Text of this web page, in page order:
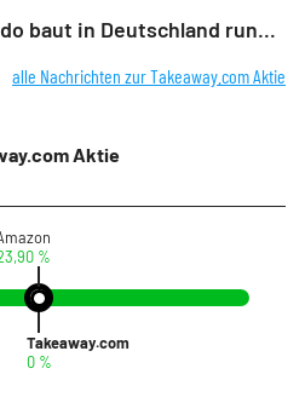
ROUNDUP 3: Lieferando baut in Deutschland rund 2.000 Fahrerstellen ab
alle Nachrichten zur Takeaway.com Aktie
Aktie
Takeaway.com
0 %
%